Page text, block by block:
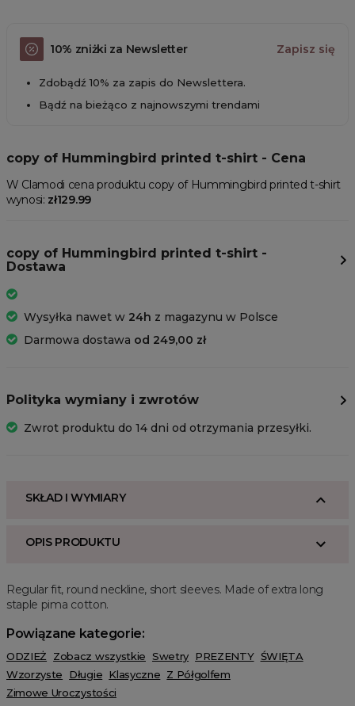
10% zniżki za Newsletter Zapisz się
Zdobądź 10% za zapis do Newslettera.
Bądź na bieżąco z najnowszymi trendami
copy of Hummingbird printed t-shirt - Cena
W Clamodi cena produktu copy of Hummingbird printed t-shirt
wynosi: zł129.99
copy of Hummingbird printed t-shirt -
Dostawa
Wysyłka nawet w 24h z magazynu w Polsce
Darmowa dostawa od 249,00 zł
Polityka wymiany i zwrotów
Zwrot produktu do 14 dni od otrzymania przesyłki.
SKŁAD I WYMIARY
OPIS PRODUKTU
Regular fit, round neckline, short sleeves. Made of extra long
staple pima cotton.
Powiązane kategorie:
ODZIEŻ Zobacz wszystkie Swetry PREZENTY ŚWIĘTA
Wzorzyste
Długie Klasyczne Z Półgolfem
Zimowe Uroczystości